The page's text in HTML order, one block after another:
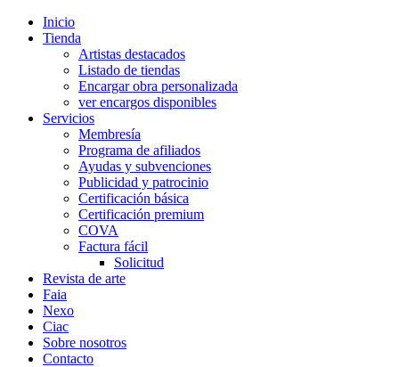
Inicio
Tienda
Artistas destacados
Listado de tiendas
Encargar obra personalizada
ver encargos disponibles
Servicios
Membresía
Programa de afiliados
Ayudas y subvenciones
Publicidad y patrocinio
Certificación básica
Certificación premium
COVA
Factura fácil
Solicitud
Revista de arte
Faia
Nexo
Ciac
Sobre nosotros
Contacto